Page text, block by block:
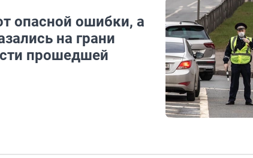
опасной ошибки, а
на грани
прошедшей